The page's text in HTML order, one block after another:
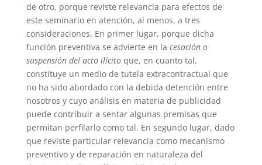
de otro, porque reviste relevancia para efectos de
este seminario en atención, al menos, a tres
consideraciones. En primer lugar, porque dicha
función preventiva se advierte en la cesación o
suspensión del acto ilícitoque, en cuanto tal,
constituye un medio de tutela extracontractual que
no ha sido abordado con la debida detención entre
nosotros y cuyo análisis en materia de publicidad
puede contribuir a sentar algunas premisas que
permitan perfilarlo como tal. En segundo lugar, dado
que reviste particular relevancia como mecanismo
preventivo y de reparación en naturaleza del